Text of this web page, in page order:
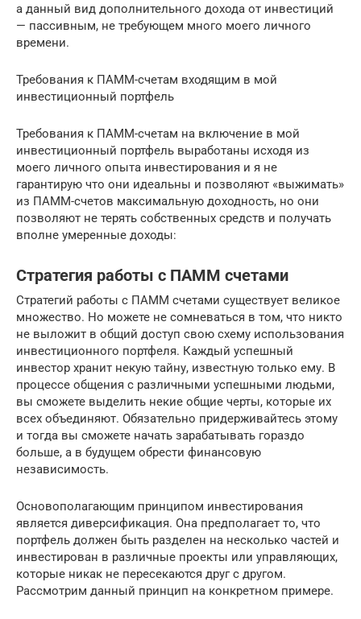
а данный вид дополнительного дохода от инвестиций
— пассивным, не требующем много моего личного
времени.
Требования к ПАММ-счетам входящим в мой
инвестиционный портфель
Требования к ПАММ-счетам на включение в мой
инвестиционный портфель выработаны исходя из
моего личного опыта инвестирования и я не
гарантирую что они идеальны и позволяют «выжимать»
из ПАММ-счетов максимальную доходность, но они
позволяют не терять собственных средств и получать
вполне умеренные доходы:
Стратегия работы с ПАММ счетами
Стратегий работы с ПАММ счетами существует великое
множество. Но можете не сомневаться в том, что никто
не выложит в общий доступ свою схему использования
инвестиционного портфеля. Каждый успешный
инвестор хранит некую тайну, известную только ему. В
процессе общения с различными успешными людьми,
вы сможете выделить некие общие черты, которые их
всех объединяют. Обязательно придерживайтесь этому
и тогда вы сможете начать зарабатывать гораздо
больше, а в будущем обрести финансовую
независимость.
Основополагающим принципом инвестирования
является диверсификация. Она предполагает то, что
портфель должен быть разделен на несколько частей и
инвестирован в различные проекты или управляющих,
которые никак не пересекаются друг с другом.
Рассмотрим данный принцип на конкретном примере.